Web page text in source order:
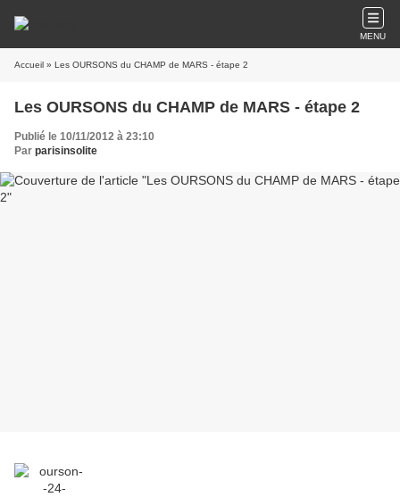
MENU
Accueil » Les OURSONS du CHAMP de MARS - étape 2
Les OURSONS du CHAMP de MARS - étape 2
Publié le 10/11/2012 à 23:10
Par parisinsolite